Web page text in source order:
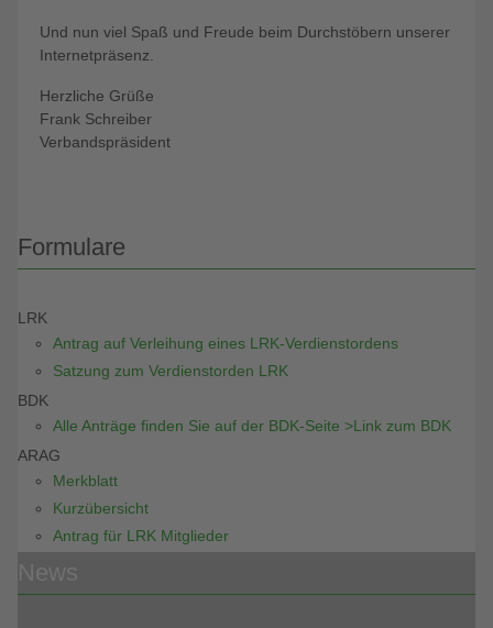
Und nun viel Spaß und Freude beim Durchstöbern unserer
Internetpräsenz.
Herzliche Grüße
Frank Schreiber
Verbandspräsident
Formulare
LRK
Antrag auf Verleihung eines LRK-Verdienstordens
Satzung zum Verdienstorden LRK
BDK
Alle Anträge finden Sie auf der BDK-Seite >Link zum BDK
ARAG
Merkblatt
Kurzübersicht
Antrag für LRK Mitglieder